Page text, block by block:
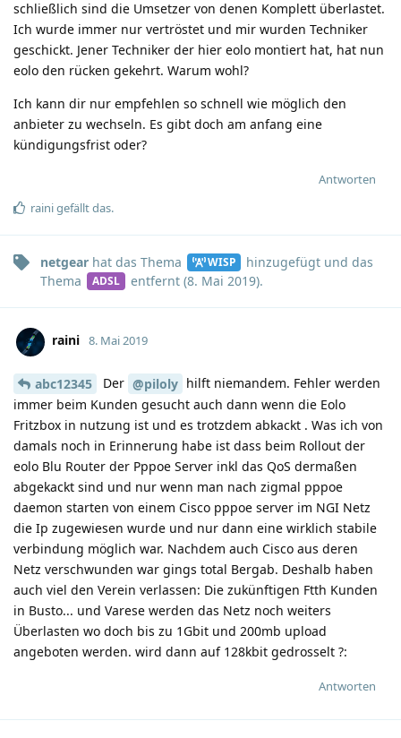
schließlich sind die Umsetzer von denen Komplett überlastet.
Ich wurde immer nur vertröstet und mir wurden Techniker
geschickt. Jener Techniker der hier eolo montiert hat, hat nun
eolo den rücken gekehrt. Warum wohl?
Ich kann dir nur empfehlen so schnell wie möglich den
anbieter zu wechseln. Es gibt doch am anfang eine
kündigungsfrist oder?
Antworten
rainigefällt das.
netgear hat das Thema WISP hinzugefügt und das
Thema
ADSL entfernt (8. Mai 2019).
raini 8. Mai 2019
abc12345 Der @piloly hilft niemandem. Fehler werden
immer beim Kunden gesucht auch dann wenn die Eolo
Fritzbox in nutzung ist und es trotzdem abkackt . Was ich von
damals noch in Erinnerung habe ist dass beim Rollout der
eolo Blu Router der Pppoe Server inkl das QoS dermaßen
abgekackt sind und nur wenn man nach zigmal pppoe
daemon starten von einem Cisco pppoe server im NGI Netz
die Ip zugewiesen wurde und nur dann eine wirklich stabile
verbindung möglich war. Nachdem auch Cisco aus deren
Netz verschwunden war gings total Bergab. Deshalb haben
auch viel den Verein verlassen: Die zukünftigen Ftth Kunden
in Busto... und Varese werden das Netz noch weiters
Überlasten wo doch bis zu 1Gbit und 200mb upload
angeboten werden. wird dann auf 128kbit gedrosselt ?:
Antworten